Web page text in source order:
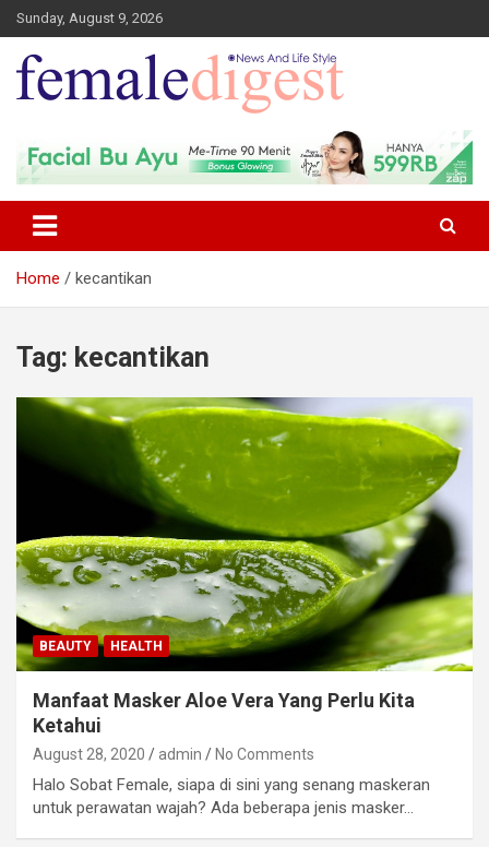
Sunday, August 9, 2026
Female Digest
Home kecantikan
Tag: kecantikan
BEAUTY HEALTH
Manfaat Masker Aloe Vera Yang Perlu Kita
Ketahui
August 28, 2020 admin No Comments
Halo Sobat Female, siapa di sini yang senang maskeran
untuk perawatan wajah? Ada beberapa jenis masker…